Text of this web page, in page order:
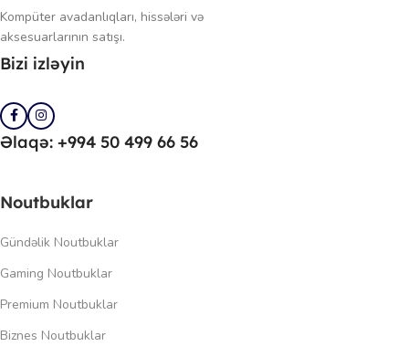
Kompüter avadanlıqları, hissələri və
aksesuarlarının satışı.
Bizi izləyin
Əlaqə: +994 50 499 66 56
Noutbuklar
Gündəlik Noutbuklar
Gaming Noutbuklar
Premium Noutbuklar
Biznes Noutbuklar